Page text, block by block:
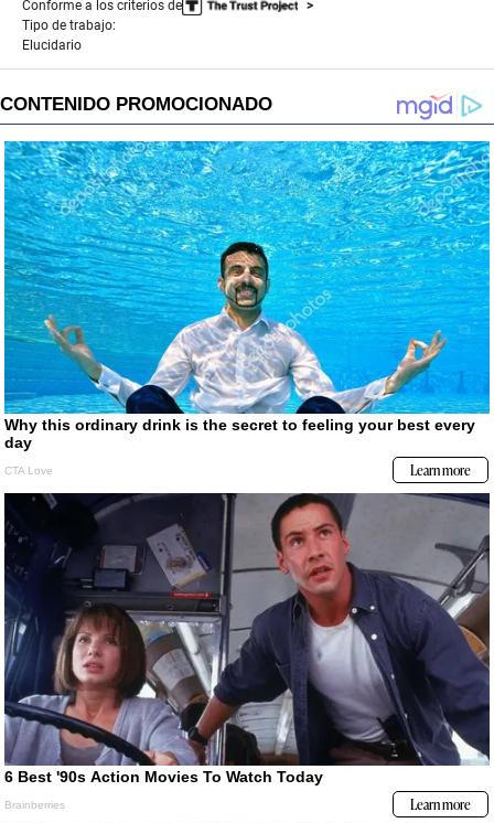
Conforme a los criterios de
Tipo de trabajo:
Elucidario